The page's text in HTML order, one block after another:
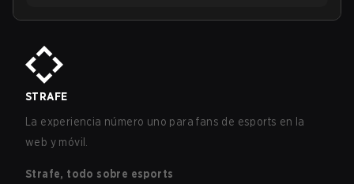
STRAFE
La experiencia número uno para fans de esports en la
web y móvil.
Strafe, todo sobre esports